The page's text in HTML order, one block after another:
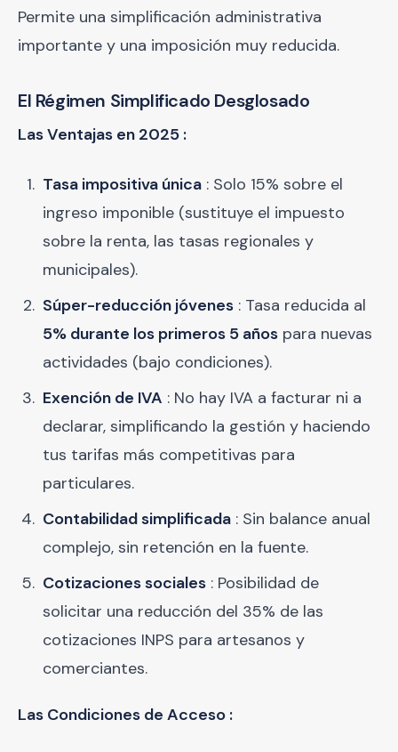
Permite una simplificación administrativa
importante y una imposición muy reducida.
El Régimen Simplificado Desglosado
Las Ventajas en 2025 :
Tasa impositiva única : Solo 15% sobre el
ingreso imponible (sustituye el impuesto
sobre la renta, las tasas regionales y
municipales).
Súper-reducción jóvenes : Tasa reducida al
5% durante los primeros 5 años para nuevas
actividades (bajo condiciones).
Exención de IVA : No hay IVA a facturar ni a
declarar, simplificando la gestión y haciendo
tus tarifas más competitivas para
particulares.
Contabilidad simplificada : Sin balance anual
complejo, sin retención en la fuente.
Cotizaciones sociales : Posibilidad de
solicitar una reducción del 35% de las
cotizaciones INPS para artesanos y
comerciantes.
Las Condiciones de Acceso :